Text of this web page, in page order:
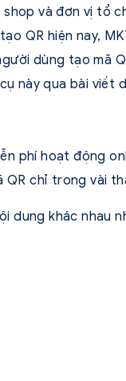
và đơn vị tổ
QR hiện nay,
dùng tạo mã
này qua bài viết
phí hoạt động
QR chỉ trong vài
dung khác nhau